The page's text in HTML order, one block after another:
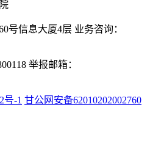
号信息大厦4层 业务咨询：
举报邮箱：
号-1 甘公网安备62010202002760